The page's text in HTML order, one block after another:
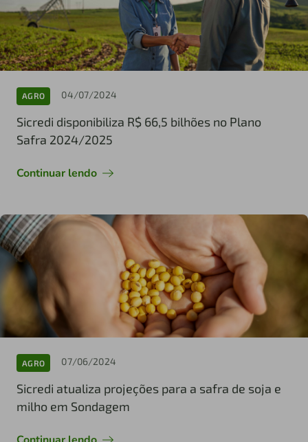
AGRO 04/07/2024
Sicredi disponibiliza R$ 66,5 bilhões no Plano
Safra 2024/2025
Continuar lendo
AGRO 07/06/2024
Sicredi atualiza projeções para a safra de soja e
milho em Sondagem